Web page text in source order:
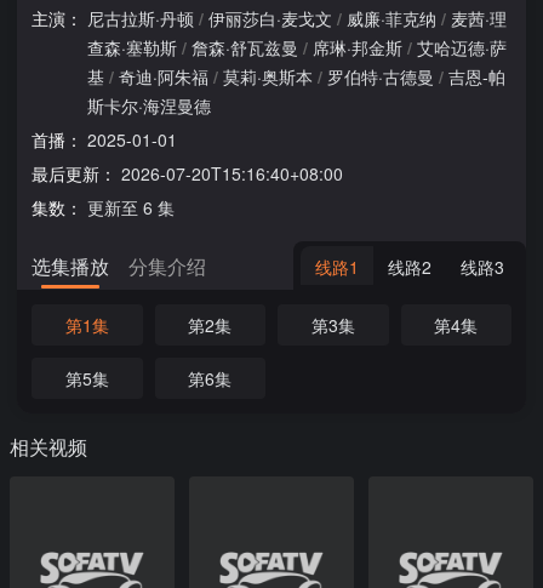
主演： 尼古拉斯·丹顿 / 伊丽莎白·麦戈文 / 威廉·菲克纳 / 麦茜·理
查森·塞勒斯 / 詹森·舒瓦兹曼 / 席琳·邦金斯 / 艾哈迈德·萨
基 / 奇迪·阿朱福 / 莫莉·奥斯本 / 罗伯特·古德曼 / 吉恩-帕
斯卡尔·海涅曼德
首播： 2025-01-01
最后更新： 2026-07-20T15:16:40+08:00
集数： 更新至 6 集
选集播放 分集介绍 线路1 线路2 线路3
第1集 第2集 第3集 第4集
第5集 第6集
相关视频